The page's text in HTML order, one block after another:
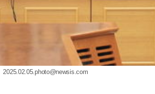
2025.02.05.photo@newsis.com